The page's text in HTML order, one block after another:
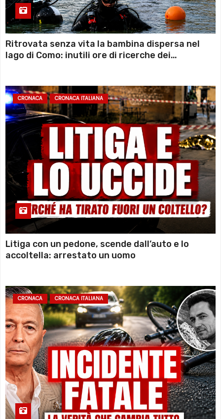
Ritrovata senza vita la bambina dispersa nel
lago di Como: inutili ore di ricerche dei
CRONACA CRONACA ITALIANA
Litiga con un pedone, scende dall’auto e lo
accoltella: arrestato un uomo
CRONACA CRONACA ITALIANA